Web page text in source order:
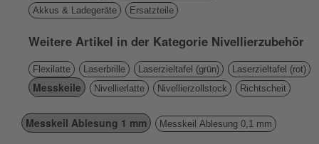
Akkus & Ladegeräte
Ersatzteile
Weitere Artikel in der Kategorie Nivellierzubehör
Flexilatte Laserbrille Laserzieltafel (grün) Laserzieltafel (rot)
Messkeile Nivellierlatte Nivellierzollstock Richtscheit
Messkeil Ablesung 1 mm Messkeil Ablesung 0,1 mm